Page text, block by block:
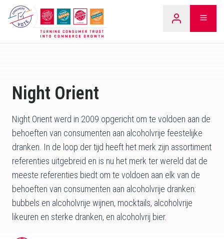
Overslaan
naar
LEARN
Night Orient
Night Orient werd in 2009 opgericht om te voldoen aan de
behoeften van consumenten aan alcoholvrije feestelijke
dranken. In de loop der tijd heeft het merk zijn assortiment
referenties uitgebreid en is nu het merk ter wereld dat de
meeste referenties biedt om te voldoen aan elk van de
behoeften van consumenten aan alcoholvrije dranken:
bubbels en alcoholvrije wijnen, mocktails, alcoholvrije
likeuren en sterke dranken, en alcoholvrij bier.